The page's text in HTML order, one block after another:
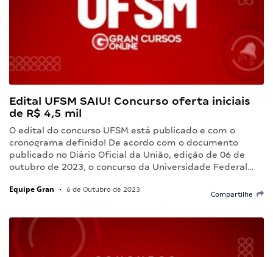
Edital UFSM SAIU! Concurso oferta iniciais
de R$ 4,5 mil
O edital do concurso UFSM está publicado e com o
cronograma definido! De acordo com o documento
publicado no Diário Oficial da União, edição de 06 de
outubro de 2023, o concurso da Universidade Federal…
Equipe Gran • 6 de Outubro de 2023
Compartilhe